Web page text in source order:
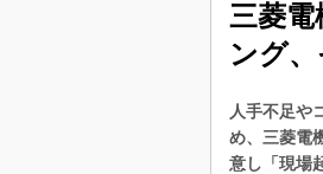
三菱
ング
人手不足や
め、三菱電
意し「現場